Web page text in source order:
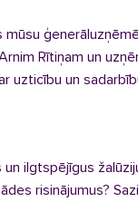
mūsu
Rītiņam un
uzticību un
ilgtspējīgus
risinājumus?